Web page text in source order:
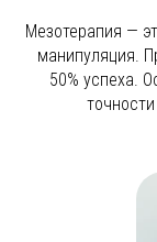
Мезотерапия —
манипуляция.
50% успеха.
Введение